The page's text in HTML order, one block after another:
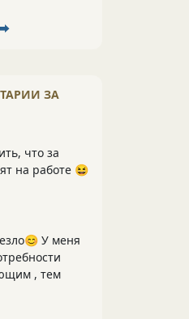
ЗА
что за
на работе 😆
У меня
, тем